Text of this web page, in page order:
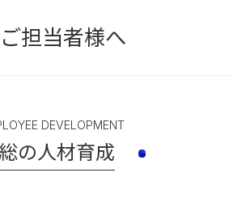
担当者様へ
DEVELOPMENT
の人材育成